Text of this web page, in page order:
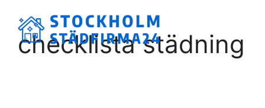
innehållchecklista städning